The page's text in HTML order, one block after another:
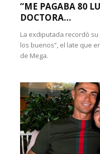
“ME PAGABA 80
DOCTORA...
La exdiputada recordó
los buenos”, el late que
de Mega.